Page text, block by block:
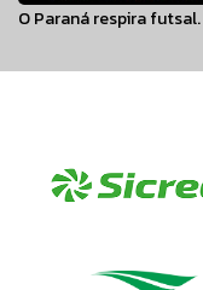
O Paraná respira futsal.